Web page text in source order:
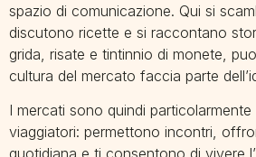
spazio di comunicazione. Qui si
discutono ricette e si raccontano
grida, risate e tintinnio di monete,
cultura del mercato faccia parte
I mercati sono quindi particolarmente
viaggiatori: permettono incontri,